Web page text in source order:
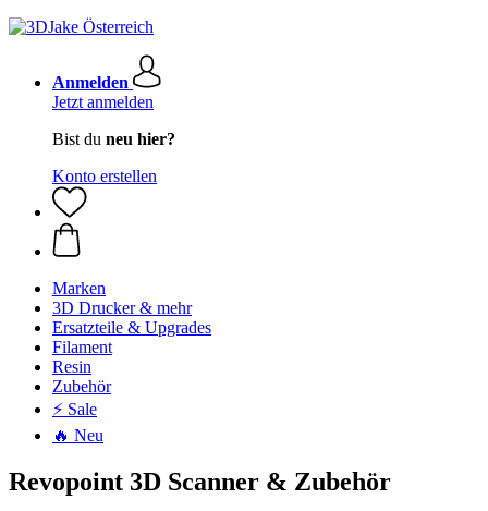
Anmelden
Jetzt anmelden
Bist du neu hier?
Konto erstellen
Marken
3D Drucker & mehr
Ersatzteile & Upgrades
Filament
Resin
Zubehör
⚡ Sale
🔥 Neu
Revopoint 3D Scanner & Zubehör